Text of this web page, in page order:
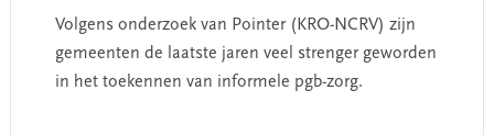
Volgens onderzoek van Pointer (KRO-NCRV) zijn
gemeenten de laatste jaren veel strenger geworden
in het toekennen van informele pgb-zorg.